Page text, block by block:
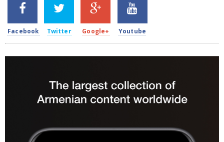
2k
SHARES
Facebook
1.5k
TWEETS
Twitter
203
SHARES
Google+
620
SHARES
Youtube